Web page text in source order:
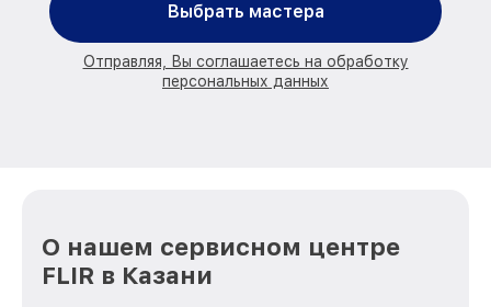
Выбрать мастера
Отправляя, Вы соглашаетесь на обработку
персональных данных
О нашем сервисном центре
FLIR в Казани